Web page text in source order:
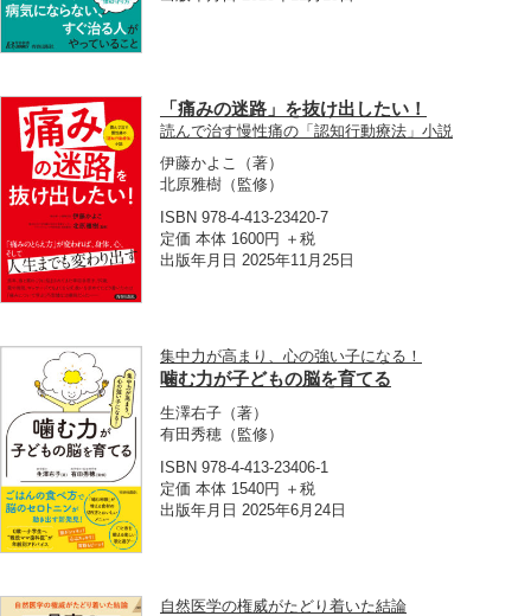
「痛みの迷路」を抜け出したい！
読んで治す慢性痛の「認知行動療法」小説
伊藤かよこ
（著）
北原雅樹 （監修）
ISBN 978-4-413-23420-7
定価 本体 1600円 ＋税
出版年月日 2025年11月25日
集中力が高まり、心の強い子になる！
噛む力が子どもの脳を育てる
生澤右子 （著）
有田秀穂 （監修）
ISBN 978-4-413-23406-1
定価 本体 1540円 ＋税
出版年月日 2025年6月24日
自然医学の権威がたどり着いた結論